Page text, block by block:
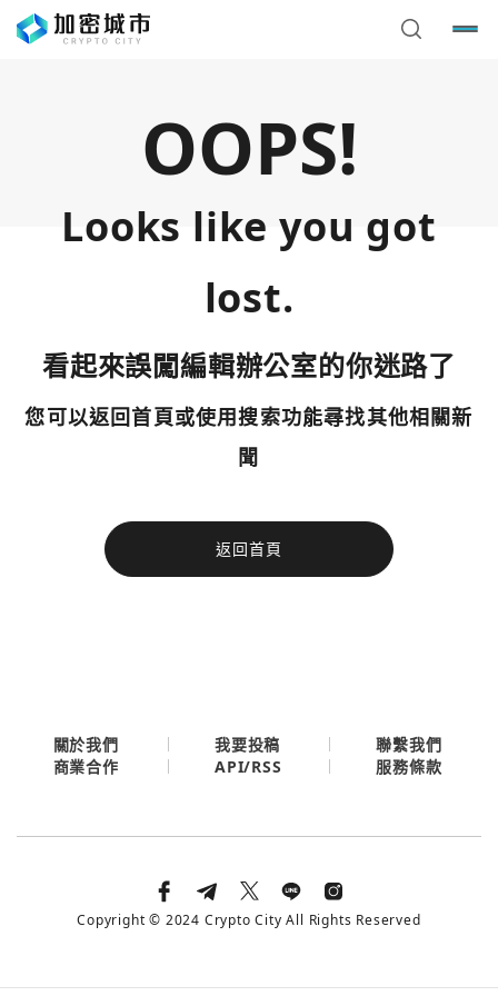
OOPS!
Looks like you got
lost.
看起來誤闖編輯辦公室的你迷路了
您可以返回首頁或使用搜索功能尋找其他相關新
聞
返回首頁
今日熱門
使用以下帳號繼續
您已閒置5分鐘，請點擊關閉按鈕或空白處，即可回到加密
今日熱門
關於我們 我要投稿
聯繫我們
商業合作
API/RSS 服務條款
Copyright © 2024 Crypto City All Rights Reserved